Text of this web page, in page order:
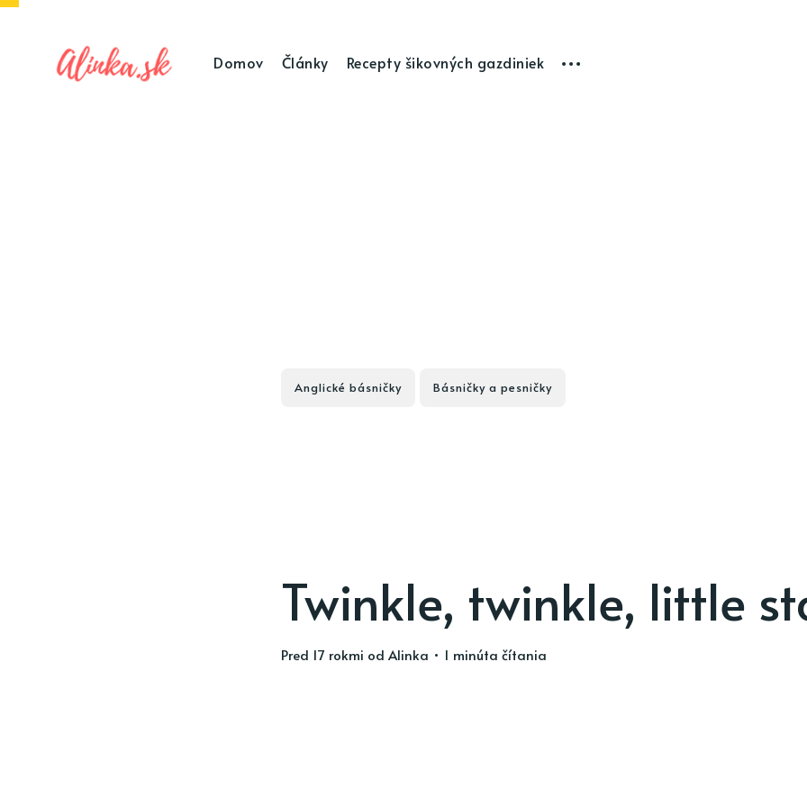
Domov Články Recepty šikovných gazdiniek
Anglické básničky Básničky a pesničky
Twinkle, twinkle, little
pred 17 rokmi od Alinka • 1 minúta čítania